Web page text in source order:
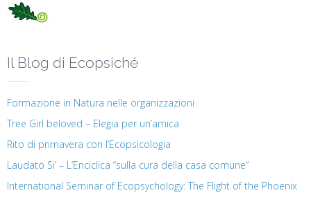
Il Blog di Ecopsiché
Formazione in Natura nelle organizzazioni
Tree Girl beloved – Elegia per un’amica
Rito di primavera con l’Ecopsicologia
Laudato Si’ – L’Enciclica “sulla cura della casa comune”
International Seminar of Ecopsychology: The Flight of the Phoenix